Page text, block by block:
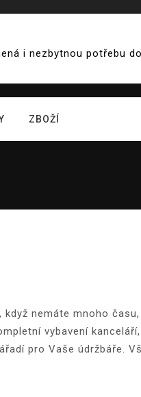
i nezbytnou potřebu
ZBOŽÍ
nemáte mnoho
vybavení
pro Vaše údržbáře.